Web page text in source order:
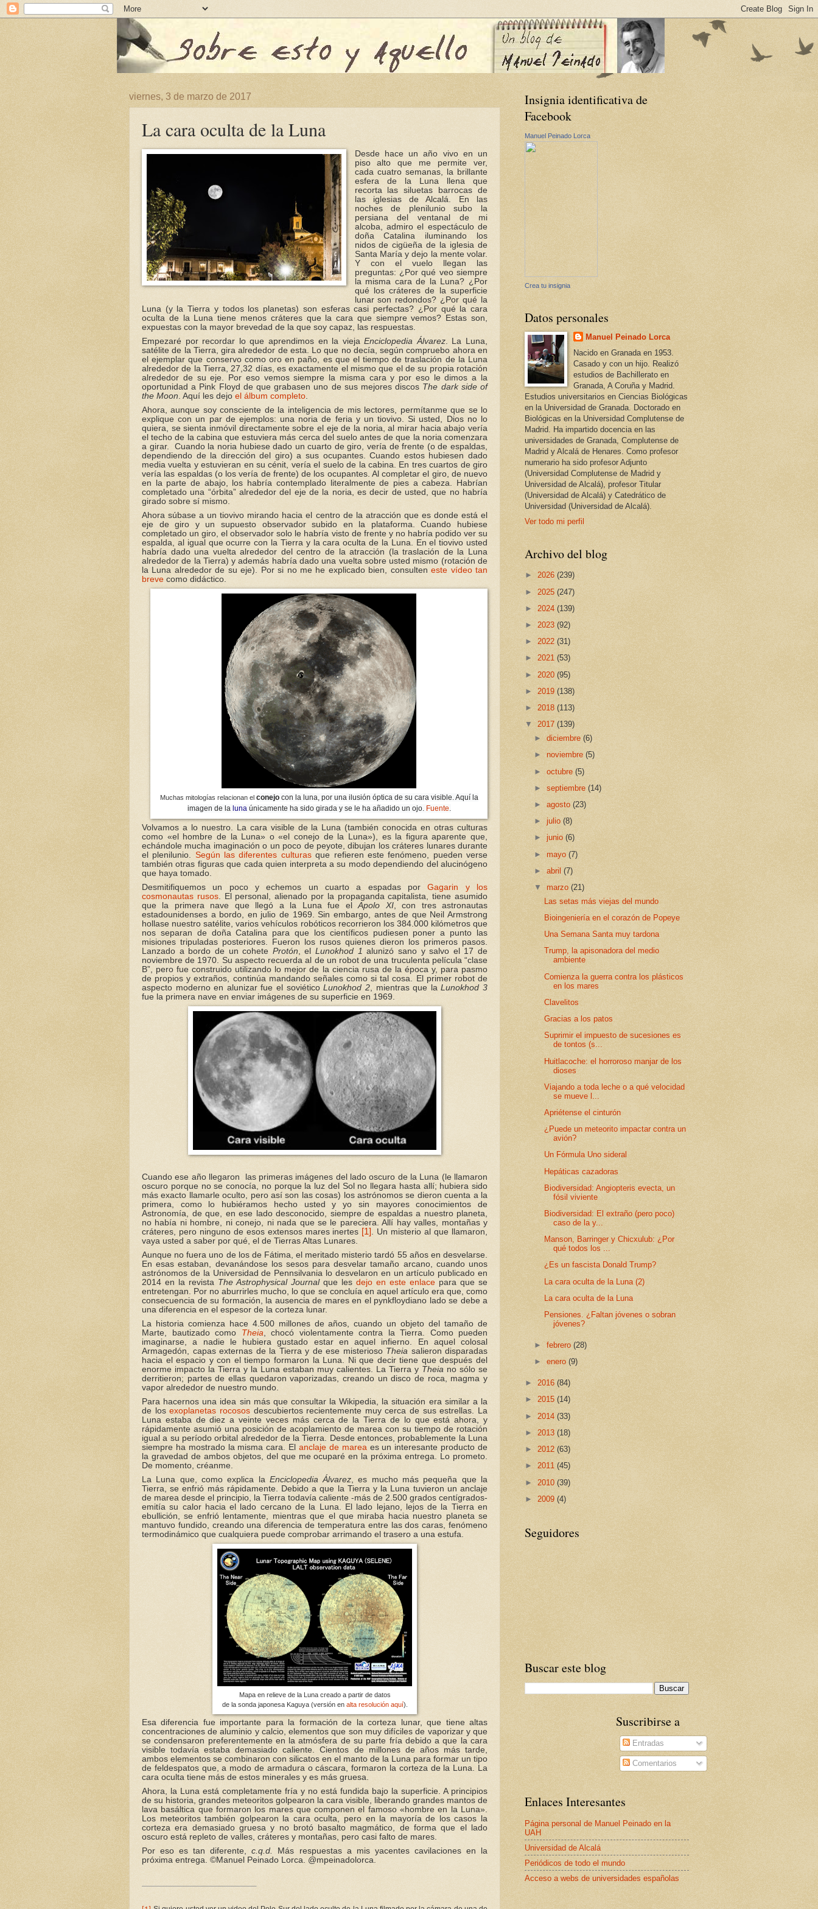
viernes, 3 de marzo de 2017
La cara oculta de la Luna
Desde hace un año vivo en un
piso alto que me permite ver,
cada cuatro semanas, la brillante
esfera de la Luna llena que
recorta las siluetas barrocas de
las iglesias de Alcalá. En las
noches de plenilunio subo la
persiana del ventanal de mi
alcoba, admiro el espectáculo de
doña Catalina iluminando los
nidos de cigüeña de la iglesia de
Santa María y dejo la mente volar.
Y con el vuelo llegan las
preguntas: ¿Por qué veo siempre
la misma cara de la Luna? ¿Por
qué los cráteres de la superficie
lunar son redondos? ¿Por qué la
Luna (y la Tierra y todos los planetas) son esferas casi perfectas? ¿Por qué la cara
oculta de la Luna tiene menos cráteres que la cara que siempre vemos? Estas son,
expuestas con la mayor brevedad de la que soy capaz, las respuestas.
Empezaré por recordar lo que aprendimos en la viejaEnciclopedia Álvarez. La Luna,
satélite de la Tierra, gira alrededor de esta. Lo que no decía, según compruebo ahora en
el ejemplar que conservo como oro en paño, es que el tiempo de traslación de la Luna
alrededor de la Tierra, 27,32 días, es exactamente el mismo que el de su propia rotación
alrededor de su eje. Por eso vemos siempre la misma cara y por eso le dimos a la
oportunidad a Pink Floyd de que grabasen uno de sus mejores discos The dark side of
the Moon . Aquí les dejo el álbum completo
Ahora, aunque soy consciente de la inteligencia de mis lectores, permítanme que se lo
explique con un par de ejemplos: una noria de feria y un tiovivo. Si usted, Dios no lo
quiera, se sienta inmóvil directamente sobre el eje de la noria, al mirar hacia abajo vería
el techo de la cabina que estuviera más cerca del suelo antes de que la noria comenzara
a girar. Cuando la noria hubiese dado un cuarto de giro, vería de frente (o de espaldas,
dependiendo de la dirección del giro) a sus ocupantes. Cuando estos hubiesen dado
media vuelta y estuvieran en su cénit, vería el suelo de la cabina. En tres cuartos de giro
vería las espaldas (o los vería de frente) de los ocupantes. Al completar el giro, de nuevo
en la parte de abajo, los habría contemplado literalmente de pies a cabeza. Habrían
completado una “órbita” alrededor del eje de la noria, es decir de usted, que no habría
girado sobre sí mismo.
Ahora súbase a un tiovivo mirando hacia el centro de la atracción que es donde está el
eje de giro y un supuesto observador subido en la plataforma. Cuando hubiese
completado un giro, el observador solo le habría visto de frente y no habría podido ver su
espalda, al igual que ocurre con la Tierra y la cara oculta de la Luna. En el tiovivo usted
habría dado una vuelta alrededor del centro de la atracción (la traslación de la Luna
alrededor de la Tierra) y además habría dado una vuelta sobre usted mismo (rotación de
la Luna alrededor de su eje). Por si no me he explicado bien, consulteneste vídeo tan
breve como didáctico.
Muchas mitologías relacionan el conejocon la luna, por una ilusión óptica de su cara visible. Aquí la
imagen de la lunaúnicamente ha sido girada y se le ha añadido un ojo. Fuente.
Volvamos a lo nuestro. La cara visible de la Luna (también conocida en otras culturas
como «el hombre de la Luna» o «el conejo de la Luna»), es la figura aparente que,
echándole mucha imaginación o un poco de peyote, dibujan los cráteres lunares durante
el plenilunio. Según las diferentes culturasque refieren este fenómeno, pueden verse
también otras figuras que cada quien interpreta a su modo dependiendo del alucinógeno
que haya tomado.
Desmitifiquemos un poco y echemos un cuarto a espadas porGagarin y los
cosmonautas rusos. El personal, alienado por la propaganda capitalista, tiene asumido
que la primera nave que llegó a la Luna fue elApolo XI, con tres astronautas
estadounidenses a bordo, en julio de 1969. Sin embargo, antes de que Neil Armstrong
hollase nuestro satélite, varios vehículos robóticos recorrieron los 384.000 kilómetros que
nos separan de doña Catalina para que los científicos pudiesen poner a punto las
misiones tripuladas posteriores. Fueron los rusos quienes dieron los primeros pasos.
Lanzado a bordo de un cohete Protón, el Lunokhod 1 alunizó sano y salvo el 17 de
noviembre de 1970. Su aspecto recuerda al de un robot de una truculenta película “clase
B”, pero fue construido utilizando lo mejor de la ciencia rusa de la época y, para pasmo
de propios y extraños, continúa mandando señales como si tal cosa. El primer robot de
aspecto moderno en alunizar fue el soviéticoLunokhod 2, mientras que laLunokhod 3
fue la primera nave en enviar imágenes de su superficie en 1969.
Cuando ese año llegaron las primeras imágenes del lado oscuro de la Luna (le llamaron
oscuro porque no se conocía, no porque la luz del Sol no llegara hasta allí; hubiera sido
más exacto llamarle oculto, pero así son las cosas) los astrónomos se dieron cuenta a la
primera, como lo hubiéramos hecho usted y yo sin mayores conocimientos de
Astronomía, de que, en ese lado desconocido, siempre de espaldas a nuestro planeta,
no había ni hombre, ni conejo, ni nada que se le pareciera. Allí hay valles, montañas y
cráteres, pero ninguno de esos extensos mares inertes [1]
. Un misterio al que llamaron,
vaya usted a saber por qué, el de Tierras Altas Lunares.
Aunque no fuera uno de los de Fátima, el meritado misterio tardó 55 años en desvelarse.
En esas estaban, devanándose los sesos para desvelar tamaño arcano, cuando unos
astrónomos de la Universidad de Pennsilvania lo desvelaron en un artículo publicado en
2014 en la revista The Astrophysical Journalque les dejo en este enlace para que se
entretengan. Por no aburrirles mucho, lo que se concluía en aquel artículo era que, como
consecuencia de su formación, la ausencia de mares en el pynkfloydiano lado se debe a
una diferencia en el espesor de la corteza lunar.
La historia comienza hace 4.500 millones de años, cuando un objeto del tamaño de
Marte, bautizado como Theia , chocó violentamente contra la Tierra. Como pueden
imaginarse, a nadie le hubiera gustado estar en aquel infierno. En aquel colosal
Armagedón, capas externas de la Tierra y de ese misterioso Theia salieron disparadas
hacia el espacio y con el tiempo formaron la Luna. Ni que decir tiene que después del
enorme impacto la Tierra y la Luna estaban muy calientes. La Tierra y Theia no sólo se
derritieron; partes de ellas quedaron vaporizadas, creando un disco de roca, magma y
vapor alrededor de nuestro mundo.
Para hacernos una idea sin más que consultar la Wikipedia, la situación era similar a la
de losexoplanetas rocososdescubiertos recientemente muy cerca de sus estrellas. La
Luna estaba de diez a veinte veces más cerca de la Tierra de lo que está ahora, y
rápidamente asumió una posición de acoplamiento de marea con su tiempo de rotación
igual a su período orbital alrededor de la Tierra. Desde entonces, probablemente la Luna
siempre ha mostrado la misma cara. El anclaje de marea es un interesante producto de
la gravedad de ambos objetos, del que me ocuparé en la próxima entrega. Lo prometo.
De momento, créanme.
La Luna que, como explica la Enciclopedia Álvarez , es mucho más pequeña que la
Tierra, se enfrió más rápidamente. Debido a que la Tierra y la Luna tuvieron un anclaje
de marea desde el principio, la Tierra todavía caliente -más de 2.500 grados centígrados-
emitía su calor hacia el lado cercano de la Luna. El lado lejano, lejos de la Tierra en
ebullición, se enfrió lentamente, mientras que el que miraba hacia nuestro planeta se
mantuvo fundido, creando una diferencia de temperatura entre las dos caras, fenómeno
termodinámico que cualquiera puede comprobar arrimando el trasero a una estufa.
Mapa en relieve de la Luna creado a partir de datos
de la sonda japonesa Kaguya (versión en alta resolución aquí).
Esa diferencia fue importante para la formación de la corteza lunar, que tiene altas
concentraciones de aluminio y calcio, elementos que son muy difíciles de vaporizar y que
se condensaron preferentemente en la atmósfera de su parte fría debido a que la cara
visible todavía estaba demasiado caliente. Cientos de millones de años más tarde,
ambos elementos se combinaron con silicatos en el manto de la Luna para formar un tipo
de feldespatos que, a modo de armadura o cáscara, formaron la corteza de la Luna. La
cara oculta tiene más de estos minerales y es más gruesa.
Ahora, la Luna está completamente fría y no está fundida bajo la superficie. A principios
de su historia, grandes meteoritos golpearon la cara visible, liberando grandes mantos de
lava basáltica que formaron los mares que componen el famoso «hombre en la Luna».
Los meteoritos también golpearon la cara oculta, pero en la mayoría de los casos la
corteza era demasiado gruesa y no brotó basalto magmático, de forma que el lado
oscuro está repleto de valles, cráteres y montañas, pero casi falto de mares.
Por eso es tan diferente,c.q.d.
Más respuestas a mis yacentes cavilaciones en la
próxima entrega. ©Manuel Peinado Lorca. @mpeinadolorca.
Insignia identificativa de
Facebook
Manuel Peinado Lorca
Crea tu insignia
Datos personales
Manuel Peinado Lorca
Nacido en Granada en 1953.
Casado y con un hijo. Realizó
estudios de Bachillerato en
Granada, A Coruña y Madrid.
Estudios universitarios en Ciencias Biológicas
en la Universidad de Granada. Doctorado en
Biológicas en la Universidad Complutense de
Madrid. Ha impartido docencia en las
universidades de Granada, Complutense de
Madrid y Alcalá de Henares. Como profesor
numerario ha sido profesor Adjunto
(Universidad Complutense de Madrid y
Universidad de Alcalá), profesor Titular
(Universidad de Alcalá) y Catedrático de
Universidad (Universidad de Alcalá).
Ver todo mi perfil
Archivo del blog
► 2026 (239)
► 2025 (247)
► 2024 (139)
► 2023 (92)
► 2022 (31)
► 2021 (53)
► 2020 (95)
► 2019 (138)
► 2018 (113)
▼ 2017 (139)
►diciembre(6)
►noviembre(5)
►octubre(5)
►septiembre(14)
►agosto(23)
►julio(8)
►junio(6)
►mayo(7)
►abril(7)
▼ marzo(21)
Las setas más viejas del mundo
Bioingeniería en el corazón de Popeye
Una Semana Santa muy tardona
Trump, la apisonadora del medio
ambiente
Comienza la guerra contra los plásticos
en los mares
Clavelitos
Gracias a los patos
Suprimir el impuesto de sucesiones es
de tontos (s...
Huitlacoche: el horroroso manjar de los
dioses
Viajando a toda leche o a qué velocidad
se mueve l...
Apriétense el cinturón
¿Puede un meteorito impactar contra un
avión?
Un Fórmula Uno sideral
Hepáticas cazadoras
Biodiversidad: Angiopteris evecta, un
fósil viviente
Biodiversidad: El extraño (pero poco)
caso de la y...
Manson, Barringer y Chicxulub: ¿Por
qué todos los ...
¿Es un fascista Donald Trump?
La cara oculta de la Luna (2)
La cara oculta de la Luna
Pensiones. ¿Faltan jóvenes o sobran
jóvenes?
►febrero(28)
►enero(9)
► 2016 (84)
► 2015 (14)
► 2014 (33)
► 2013 (18)
► 2012 (63)
► 2011 (45)
► 2010 (39)
► 2009 (4)
Seguidores
Buscar este blog
Suscribirse a
Entradas
Comentarios
Enlaces Interesantes
Página personal de Manuel Peinado en la
UAH
Universidad de Alcalá
Periódicos de todo el mundo
Acceso a webs de universidades españolas